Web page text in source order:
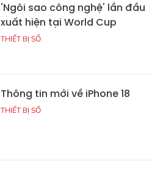
'Ngôi sao công nghệ' lần đầu
xuất hiện tại World Cup
THIẾT BỊ SỐ
Thông tin mới về iPhone 18
THIẾT BỊ SỐ